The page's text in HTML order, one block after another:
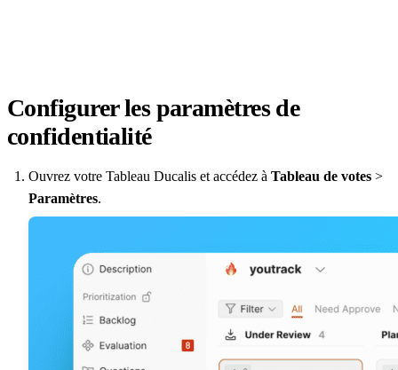
Configurer les paramètres de
confidentialité
Ouvrez votre Tableau Ducalis et accédez à Tableau de votes >
Paramètres.